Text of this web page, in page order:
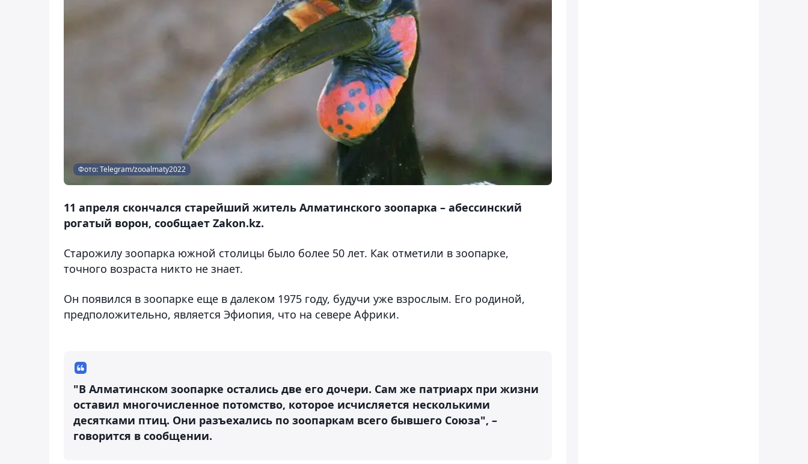
Фото: Telegram/zooalmaty2022
11 апреля скончался старейший житель Алматинского зоопарка – абессинский
рогатый ворон, сообщает Zakon.kz.
Старожилу зоопарка южной столицы было более 50 лет. Как отметили в зоопарке,
точного возраста никто не знает.
Он появился в зоопарке еще в далеком 1975 году, будучи уже взрослым. Его родиной,
предположительно, является Эфиопия, что на севере Африки.
"В Алматинском зоопарке остались две его дочери. Сам же патриарх при жизни
оставил многочисленное потомство, которое исчисляется несколькими
десятками птиц. Они разъехались по зоопаркам всего бывшего Союза", –
говорится в сообщении.